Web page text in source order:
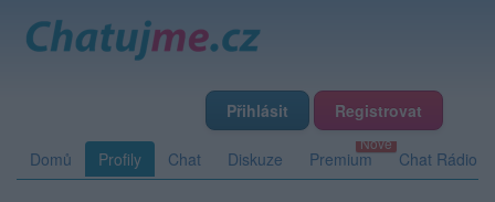
Přihlásit Registrovat
Domů Profily Chat Diskuze Premium Chat Rádio